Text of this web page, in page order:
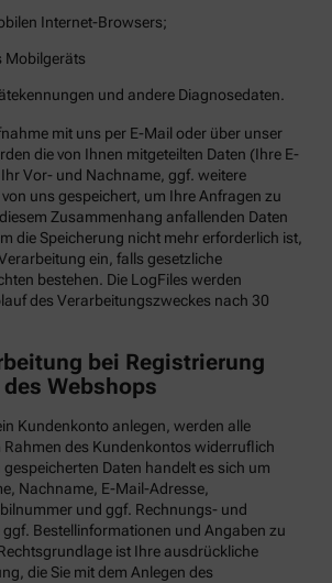
Internet-Browsers;
Mobilgeräts
und andere Diagnosedaten.
mit uns per E-Mail oder über unser
die von Ihnen mitgeteilten Daten (Ihre E-
Vor- und Nachname, ggf. weitere
uns gespeichert, um Ihre Anfragen zu
Zusammenhang anfallenden Daten
die Speicherung nicht mehr erforderlich ist,
ein, falls gesetzliche
bestehen. Die LogFiles werden
des Verarbeitungszweckes nach 30
bei Registrierung
Webshops
Kundenkonto anlegen, werden alle
Rahmen des Kundenkontos widerruflich
Daten handelt es sich um
Nachname, E-Mail-Adresse,
und ggf. Rechnungs- und
Bestellinformationen und Angaben zu
ist Ihre ausdrückliche
die Sie mit dem Anlegen des